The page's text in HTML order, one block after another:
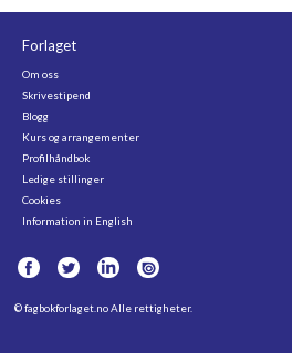
Forlaget
Om oss
Skrivestipend
Blogg
Kurs og arrangementer
Profilhåndbok
Ledige stillinger
Cookies
Information in English
©fagbokforlaget.noAlle rettigheter.